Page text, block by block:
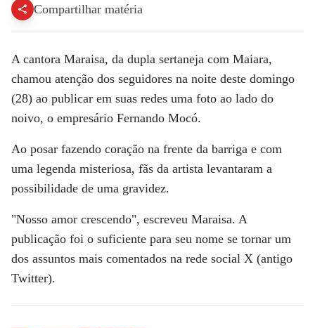
Compartilhar matéria
A cantora Maraisa, da dupla sertaneja com Maiara,
chamou atenção dos seguidores na noite deste domingo
(28) ao publicar em suas redes uma foto ao lado do
noivo, o empresário Fernando Mocó.
Ao posar fazendo coração na frente da barriga e com
uma legenda misteriosa, fãs da artista levantaram a
possibilidade de uma gravidez.
"Nosso amor crescendo", escreveu Maraisa. A
publicação foi o suficiente para seu nome se tornar um
dos assuntos mais comentados na rede social X (antigo
Twitter).